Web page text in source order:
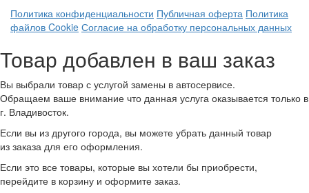
Политика конфиденциальности Публичная оферта Политика
файлов Cookie Согласие на обработку персональных данных
Товар добавлен в ваш заказ
Вы выбрали товар с услугой замены в автосервисе.
Обращаем ваше внимание что данная услуга оказывается только в
г. Владивосток.
Если вы из другого города, вы можете убрать данный товар
из заказа для его оформления.
Если это все товары, которые вы хотели бы приобрести,
перейдите в корзину и оформите заказ.